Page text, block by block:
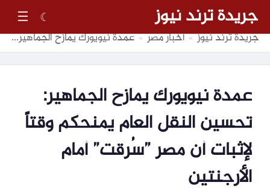
جريدة ترند نيوز ☾
☰
جريدة ترند نيوز » أخبار مصر » عمدة نيويورك يمازح الجماهير: تحسين النقل العام يمنحكم وقتاً لإثبات أن مصر ”سُرقت” أمام الأرجنتين
عمدة نيويورك يمازح الجماهير:
تحسين النقل العام يمنحكم وقتاً
لإثبات أن مصر ”سُرقت” أمام
الأرجنتين